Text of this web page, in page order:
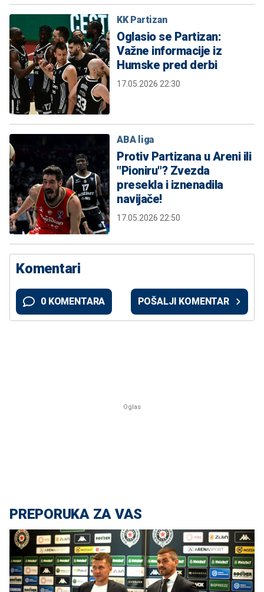
KK Partizan
Oglasio se Partizan:
Važne informacije iz
Humske pred derbi
17.05.2026 22:30
ABA liga
Protiv Partizana u Areni ili
"Pioniru"? Zvezda
presekla i iznenadila
navijače!
17.05.2026 22:50
Komentari
0 KOMENTARA POŠALJI KOMENTAR
PREPORUKA ZA VAS